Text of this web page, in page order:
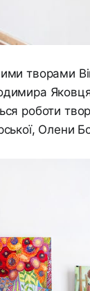
творами
роботи
Олени